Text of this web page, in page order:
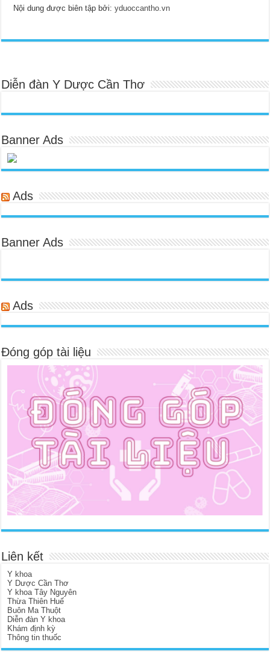
Nội dung được biên tập bởi:yduoccantho.vn
Diễn đàn Y Dược Cần Thơ
Banner Ads
Ads
Banner Ads
Ads
Đóng góp tài liệu
Liên kết
Y khoa
Y Dược Cần Thơ
Y khoa Tây Nguyên
Thừa Thiên Huế
Buôn Ma Thuột
Diễn đàn Y khoa
Khám định kỳ
Thông tin thuốc